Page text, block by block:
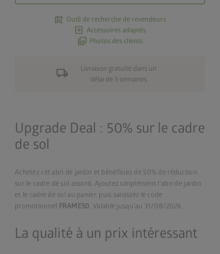
map_search Outil de recherche de revendeurs
add_box Accessoires adaptés
photo_library Photos des clients
local_shipping
Livraison gratuite dans un
délai de 3 semaines
Upgrade Deal : 50% sur le cadre
de sol
Achetez cet abri de jardin et bénéficiez de 50% de réduction
sur le cadre de sol assorti. Ajoutez simplement l’abri de jardin
et le cadre de sol au panier, puis saisissez le code
promotionnel
FRAME50. Valable jusqu’au 31/08/2026.
La qualité à un prix intéressant